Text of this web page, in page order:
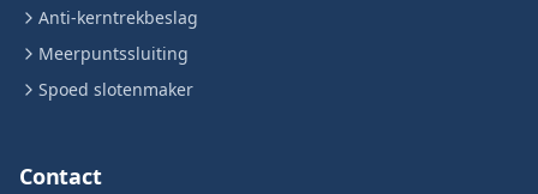
Anti-kerntrekbeslag
Meerpuntssluiting
Spoed slotenmaker
Contact